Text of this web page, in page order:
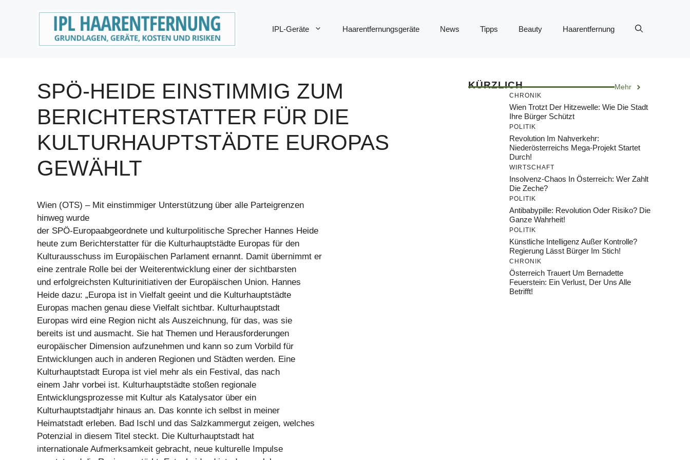
IPL-Geräte Haarentfernungsgeräte News Tipps Beauty Haarentfernung
SPÖ-HEIDE EINSTIMMIG ZUM
BERICHTERSTATTER FÜR DIE
KULTURHAUPTSTÄDTE EUROPAS
GEWÄHLT
Wien (OTS) – Mit einstimmiger Unterstützung über alle Parteigrenzen
hinweg wurde
der SPÖ-Europaabgeordnete und kulturpolitische Sprecher Hannes Heide
heute zum Berichterstatter für die Kulturhauptstädte Europas für den
Kulturausschuss im Europäischen Parlament ernannt. Damit übernimmt er
eine zentrale Rolle bei der Weiterentwicklung einer der sichtbarsten
und erfolgreichsten Kulturinitiativen der Europäischen Union. Hannes
Heide dazu: „Europa ist in Vielfalt geeint und die Kulturhauptstädte
Europas machen genau diese Vielfalt sichtbar. Kulturhauptstadt
Europas wird eine Region nicht als Auszeichnung, für das, was sie
bereits ist und ausmacht. Sie hat Themen und Herausforderungen
europäischer Dimension aufzunehmen und kann so zum Vorbild für
Entwicklungen auch in anderen Regionen und Städten werden. Eine
Kulturhauptstadt Europa ist viel mehr als ein Festival, das nach
einem Jahr vorbei ist. Kulturhauptstädte stoßen regionale
Entwicklungsprozesse mit Kultur als Katalysator über ein
Kulturhauptstadtjahr hinaus an. Das konnte ich selbst in meiner
Heimatstadt erleben. Bad Ischl und das Salzkammergut zeigen, welches
Potenzial in diesem Titel steckt. Die Kulturhauptstadt hat
internationale Aufmerksamkeit gebracht, neue kulturelle Impulse
KÜRZLICH Mehr
CHRONIK
Wien Trotzt Der Hitzewelle: Wie Die Stadt
Ihre Bürger Schützt
POLITIK
Revolution Im Nahverkehr:
Niederösterreichs Mega-Projekt Startet
Durch!
WIRTSCHAFT
Insolvenz-Chaos In Österreich: Wer Zahlt
Die Zeche?
POLITIK
Antibabypille: Revolution Oder Risiko? Die
Ganze Wahrheit!
POLITIK
Künstliche Intelligenz Außer Kontrolle?
Regierung Lässt Bürger Im Stich!
CHRONIK
Österreich Trauert Um Bernadette
Feuerstein: Ein Verlust, Der Uns Alle
Betrifft!